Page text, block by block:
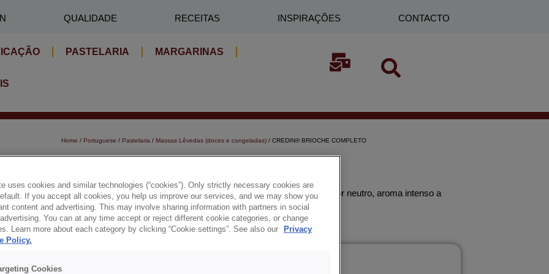
QUALIDADE RECEITAS INSPIRAÇÕES CONTACTO
PASTELARIA MARGARINAS
Home / Portuguese / Pastelaria / Massas Lêvedas (doces e congeladas)/ CREDIN® BRIOCHE COMPLETO
Produto completo em pó para fabrico de massas lêvedas doces, sabor neutro, aroma intenso a
laranja e manteiga.
uses cookies and similar technologies (“cookies”). Only strictly necessary cookies are
If you accept all cookies, you help us improve our services, and we may show you
content and advertising. This may involve sharing information with partners in social
You can at any time accept or reject different cookie categories, or change
Learn more about each category by clicking “Cookie settings”. See also our
Privacy
Policy.
Cookies